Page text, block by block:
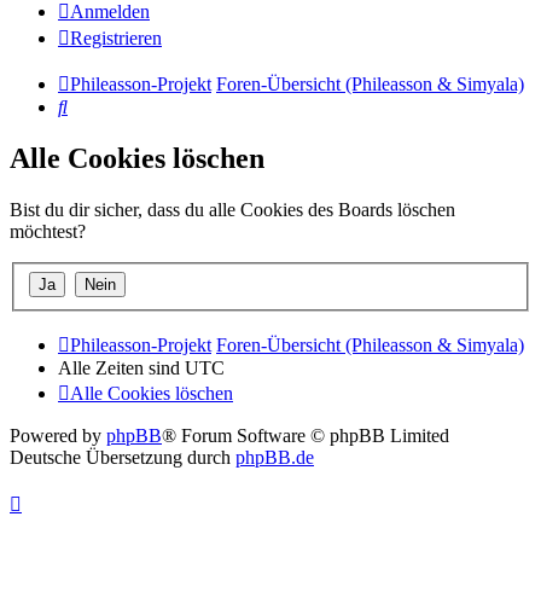
Anmelden
Registrieren
Phileasson-Projekt Foren-Übersicht (Phileasson & Simyala)
Suche
Alle Cookies löschen
Bist du dir sicher, dass du alle Cookies des Boards löschen
möchtest?
Phileasson-Projekt Foren-Übersicht (Phileasson & Simyala)
Alle Zeiten sind UTC
Alle Cookies löschen
Powered by phpBB® Forum Software © phpBB Limited
Deutsche Übersetzung durch phpBB.de